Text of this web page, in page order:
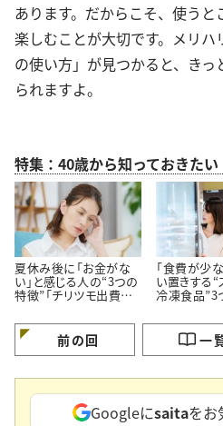
あります。だからこそ、使うと
楽しむことが大切です。メリ
の使い方」が見つかると、き
られますよ。
特集：40歳から知っておきたい
夏休み後に「お金がな
い」と感じる人の“3つの
特徴”「チリツモ出費に
「食費が少
い置きする
冷凍食品”3
る」
前の回 一
Googleにsaitaをお